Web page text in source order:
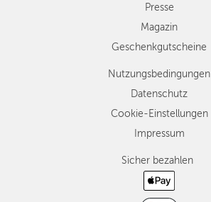
Presse
Magazin
Geschenkgutscheine
Nutzungsbedingungen
Datenschutz
Cookie-Einstellungen
Impressum
Sicher bezahlen